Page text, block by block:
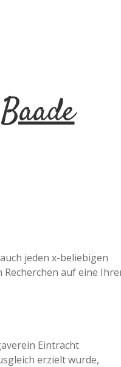
jeden x-beliebigen
auf eine
Eintracht
erzielt wurde,